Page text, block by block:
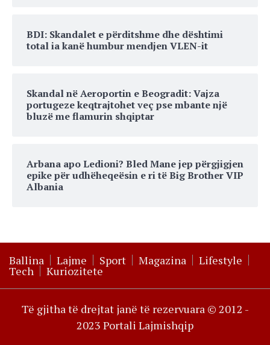
BDI: Skandalet e përditshme dhe dështimi
total ia kanë humbur mendjen VLEN-it
Skandal në Aeroportin e Beogradit: Vajza
portugeze keqtrajtohet veç pse mbante një
bluzë me flamurin shqiptar
Arbana apo Ledioni? Bled Mane jep përgjigjen
epike për udhëheqeësin e ri të Big Brother VIP
Albania
Ballina Lajme Sport Magazina Lifestyle
Tech Kuriozitete
Të gjitha të drejtat janë të rezervuara © 2012 -
2023 Portali Lajmishqip